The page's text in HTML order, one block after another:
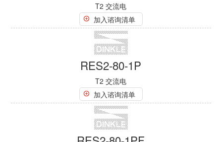
RES2-40-4PF
T2 交流电
加入谘询清单
RES2-40-1PN1
T2 交流电
加入谘询清单